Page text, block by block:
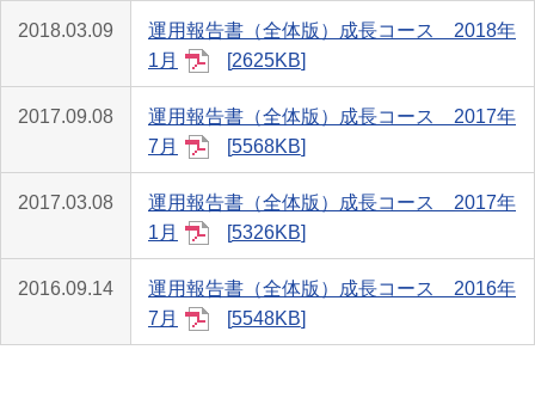
2018.03.09
運用報告書（全体版）成長コース 2018年
1月
2625KB
2017.09.08
運用報告書（全体版）成長コース 2017年
7月
5568KB
2017.03.08
運用報告書（全体版）成長コース 2017年
1月
5326KB
2016.09.14
運用報告書（全体版）成長コース 2016年
7月
5548KB